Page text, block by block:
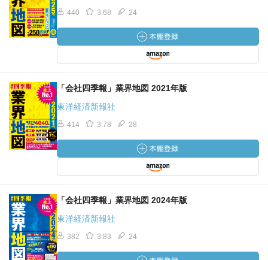
440 3.68 24
「会社四季報」業界地図 2021年版
東洋経済新報社
414 3.78 28
「会社四季報」業界地図 2024年版
東洋経済新報社
382 3.83 24